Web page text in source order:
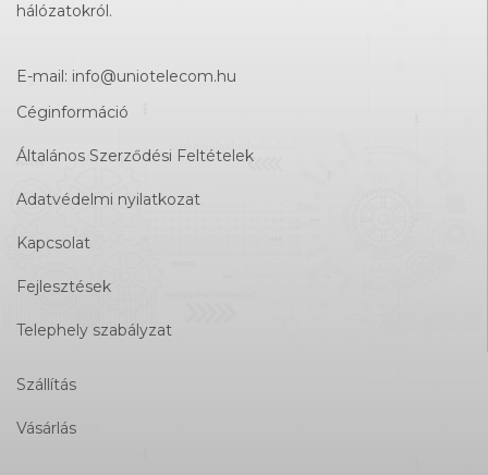
hálózatokról.
E-mail: info@uniotelecom.hu
Céginformáció
Általános Szerződési Feltételek
Adatvédelmi nyilatkozat
Kapcsolat
Fejlesztések
Telephely szabályzat
Szállítás
Vásárlás